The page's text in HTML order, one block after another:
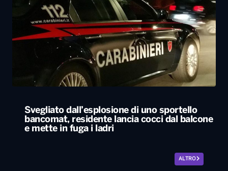
Svegliato dall’esplosione di uno sportello
bancomat, residente lancia cocci dal balcone
e mette in fuga i ladri
ALTRO